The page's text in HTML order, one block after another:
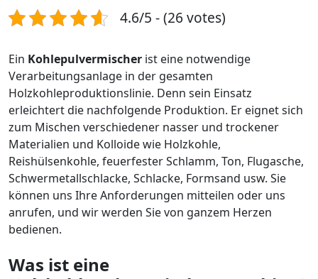
4.6/5 - (26 votes)
Ein Kohlepulvermischer ist eine notwendige
Verarbeitungsanlage in der gesamten
Holzkohleproduktionslinie. Denn sein Einsatz
erleichtert die nachfolgende Produktion. Er eignet sich
zum Mischen verschiedener nasser und trockener
Materialien und Kolloide wie Holzkohle,
Reishülsenkohle, feuerfester Schlamm, Ton, Flugasche,
Schwermetallschlacke, Schlacke, Formsand usw. Sie
können uns Ihre Anforderungen mitteilen oder uns
anrufen, und wir werden Sie von ganzem Herzen
bedienen.
Was ist eine